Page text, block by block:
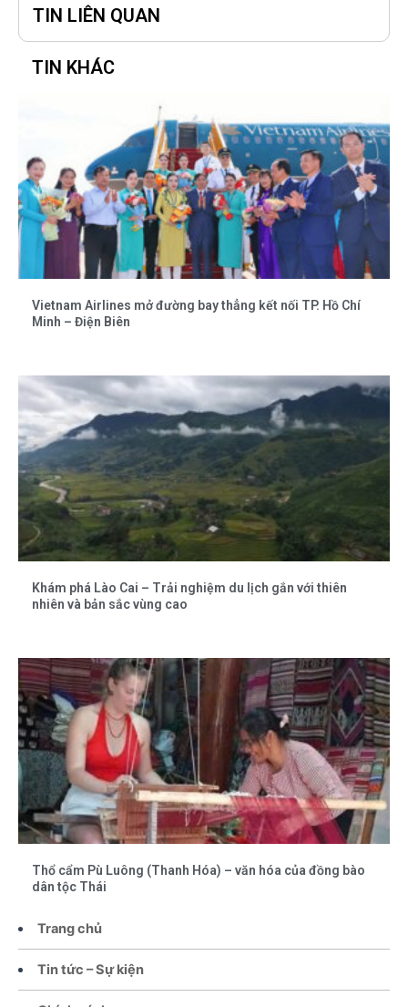
Trang chủ
Tin tức – Sự kiện
TIN LIÊN QUAN
TIN KHÁC
Vietnam Airlines mở đường bay thẳng kết nối TP. Hồ Chí
Minh – Điện Biên
Khám phá Lào Cai – Trải nghiệm du lịch gắn với thiên
nhiên và bản sắc vùng cao
Thổ cẩm Pù Luông (Thanh Hóa) – văn hóa của đồng bào
dân tộc Thái